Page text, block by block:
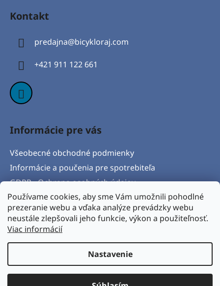
Používame cookies, aby sme Vám umožnili pohodlné
prezeranie webu a vďaka analýze prevádzky webu
neustále zlepšovali jeho funkcie, výkon a použiteľnosť.
Viac informácií
Nastavenie
Kontakt
predajna@bicykloraj.com
+421 911 122 661
Informácie pre vás
Všeobecné obchodné podmienky
Informácie a poučenia pre spotrebiteľa
GDPR - Ochrana osobných údajov
Formulár na odstúpenie od zmluvy
Postup pri vytknutí vady produktu a Reklamačný
protokol
Vytvoril Shoptet& Verteco.sk